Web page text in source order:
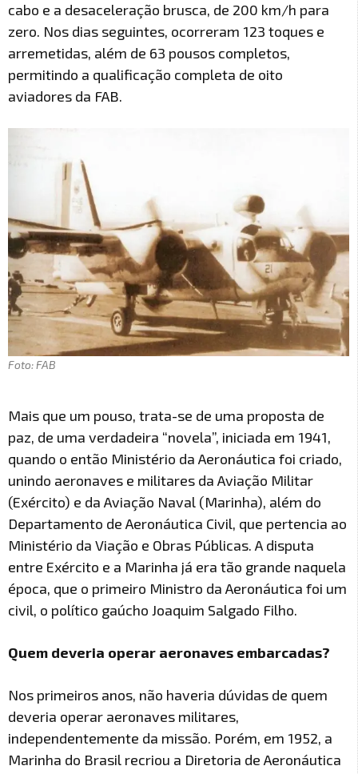
cabo e a desaceleração brusca, de 200 km/h para
zero. Nos dias seguintes, ocorreram 123 toques e
arremetidas, além de 63 pousos completos,
permitindo a qualificação completa de oito
aviadores da FAB.
Foto: FAB
Mais que um pouso, trata-se de uma proposta de
paz, de uma verdadeira “novela”, iniciada em 1941,
quando o então Ministério da Aeronáutica foi criado,
unindo aeronaves e militares da Aviação Militar
(Exército) e da Aviação Naval (Marinha), além do
Departamento de Aeronáutica Civil, que pertencia ao
Ministério da Viação e Obras Públicas. A disputa
entre Exército e a Marinha já era tão grande naquela
época, que o primeiro Ministro da Aeronáutica foi um
civil, o político gaúcho Joaquim Salgado Filho.
Quem deveria operar aeronaves embarcadas?
Nos primeiros anos, não haveria dúvidas de quem
deveria operar aeronaves militares,
independentemente da missão. Porém, em 1952, a
Marinha do Brasil recriou a Diretoria de Aeronáutica